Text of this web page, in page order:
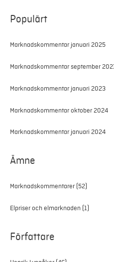
Populärt
Marknadskommentar januari 2025
Marknadskommentar september
Marknadskommentar januari 2023
Marknadskommentar oktober 2024
Marknadskommentar januari 2024
Ämne
Marknadskommentarer (52)
Elpriser och elmarknaden (1)
Författare